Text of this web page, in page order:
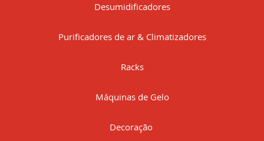
Desumidificadores
Purificadores de ar & Climatizadores
Racks
Máquinas de Gelo
Decoração